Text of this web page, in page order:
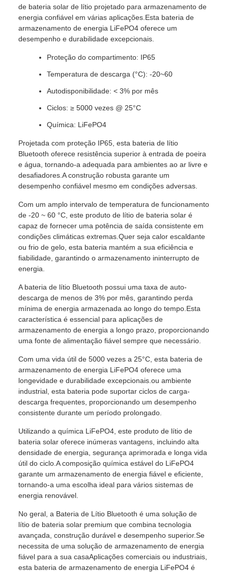
de bateria solar de lítio projetado para armazenamento de
energia confiável em várias aplicações.Esta bateria de
armazenamento de energia LiFePO4 oferece um
desempenho e durabilidade excepcionais.
Proteção do compartimento: IP65
Temperatura de descarga (°C): -20~60
Autodisponibilidade: < 3% por mês
Ciclos: ≥ 5000 vezes @ 25°C
Química: LiFePO4
Projetada com proteção IP65, esta bateria de lítio
Bluetooth oferece resistência superior à entrada de poeira
e água, tornando-a adequada para ambientes ao ar livre e
desafiadores.A construção robusta garante um
desempenho confiável mesmo em condições adversas.
Com um amplo intervalo de temperatura de funcionamento
de -20 ~ 60 °C, este produto de lítio de bateria solar é
capaz de fornecer uma potência de saída consistente em
condições climáticas extremas.Quer seja calor escaldante
ou frio de gelo, esta bateria mantém a sua eficiência e
fiabilidade, garantindo o armazenamento ininterrupto de
energia.
A bateria de lítio Bluetooth possui uma taxa de auto-
descarga de menos de 3% por mês, garantindo perda
mínima de energia armazenada ao longo do tempo.Esta
característica é essencial para aplicações de
armazenamento de energia a longo prazo, proporcionando
uma fonte de alimentação fiável sempre que necessário.
Com uma vida útil de 5000 vezes a 25°C, esta bateria de
armazenamento de energia LiFePO4 oferece uma
longevidade e durabilidade excepcionais.ou ambiente
industrial, esta bateria pode suportar ciclos de carga-
descarga frequentes, proporcionando um desempenho
consistente durante um período prolongado.
Utilizando a química LiFePO4, este produto de lítio de
bateria solar oferece inúmeras vantagens, incluindo alta
densidade de energia, segurança aprimorada e longa vida
útil do ciclo.A composição química estável do LiFePO4
garante um armazenamento de energia fiável e eficiente,
tornando-a uma escolha ideal para vários sistemas de
energia renovável.
No geral, a Bateria de Lítio Bluetooth é uma solução de
lítio de bateria solar premium que combina tecnologia
avançada, construção durável e desempenho superior.Se
necessita de uma solução de armazenamento de energia
fiável para a sua casaAplicações comerciais ou industriais,
esta bateria de armazenamento de energia LiFePO4 é